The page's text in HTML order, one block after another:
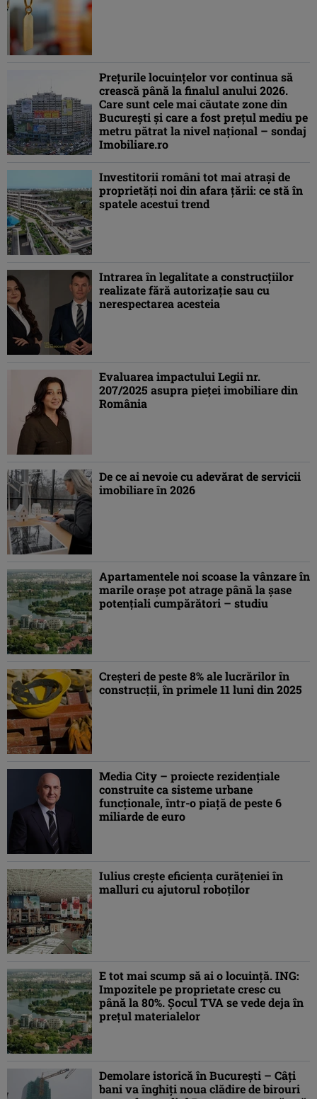
Preţurile locuințelor vor continua să
crească până la finalul anului 2026.
Care sunt cele mai căutate zone din
Bucureşti şi care a fost preţul mediu pe
metru pătrat la nivel naţional – sondaj
Imobiliare.ro
Investitorii români tot mai atraşi de
proprietăţi noi din afara ţării: ce stă în
spatele acestui trend
Intrarea în legalitate a construcțiilor
realizate fără autorizație sau cu
nerespectarea acesteia
Evaluarea impactului Legii nr.
207/2025 asupra pieței imobiliare din
România
De ce ai nevoie cu adevărat de servicii
imobiliare în 2026
Apartamentele noi scoase la vânzare în
marile oraşe pot atrage până la şase
potenţiali cumpărători – studiu
Creşteri de peste 8% ale lucrărilor în
construcţii, în primele 11 luni din 2025
Media City – proiecte rezidențiale
construite ca sisteme urbane
funcționale, într-o piață de peste 6
miliarde de euro
Iulius crește eficiența curățeniei în
malluri cu ajutorul roboților
E tot mai scump să ai o locuință. ING:
Impozitele pe proprietate cresc cu
până la 80%. Șocul TVA se vede deja în
prețul materialelor
Demolare istorică în București – Câți
bani va înghiți noua clădire de birouri